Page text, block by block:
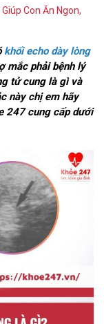
Con Ăn Ngon,
khối echo dày lòng
mắc phải bệnh lý
tử cung là gì và
này chị em hãy
247 cung cấp dưới